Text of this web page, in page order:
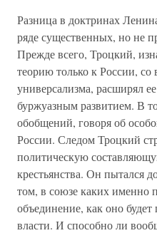
Разница в доктринах
ряде существенных, но не
Прежде всего, Троцкий,
теорию только к России,
универсализма, расширял
буржуазным развитием. В
обобщений, говоря об
России. Следом Троцкий
политическую
крестьянства. Он пытался
том, в союзе каких именно
объединение, как оно будет
власти. И способно ли